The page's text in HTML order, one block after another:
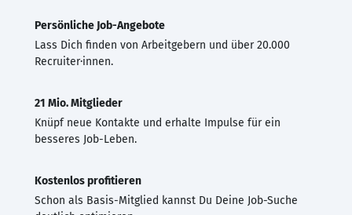
Persönliche Job-Angebote
Lass Dich finden von Arbeitgebern und über 20.000
Recruiter·innen.
21 Mio. Mitglieder
Knüpf neue Kontakte und erhalte Impulse für ein
besseres Job-Leben.
Kostenlos profitieren
Schon als Basis-Mitglied kannst Du Deine Job-Suche